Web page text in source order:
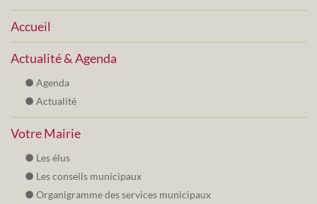
Accueil
Actualité & Agenda
Agenda
Actualité
Votre Mairie
Les élus
Les conseils municipaux
Organigramme des services municipaux